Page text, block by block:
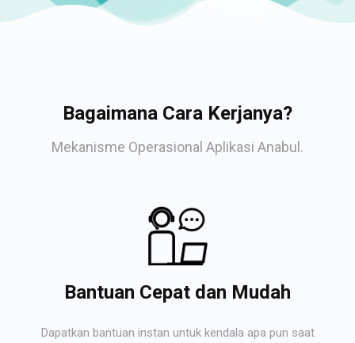
Bagaimana Cara Kerjanya?
Mekanisme Operasional Aplikasi Anabul.
Bantuan Cepat dan Mudah
Dapatkan bantuan instan untuk kendala apa pun saat